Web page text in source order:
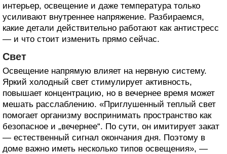
интерьер, освещение и даже температура только
усиливают внутреннее напряжение. Разбираемся,
какие детали действительно работают как антистресс
— и что стоит изменить прямо сейчас.
Свет
Освещение напрямую влияет на нервную систему.
Яркий холодный свет стимулирует активность,
повышает концентрацию, но в вечернее время может
мешать расслаблению. «Приглушенный теплый свет
помогает организму воспринимать пространство как
безопасное и „вечернее“. По сути, он имитирует закат
— естественный сигнал окончания дня. Поэтому в
доме важно иметь несколько типов освещения», —